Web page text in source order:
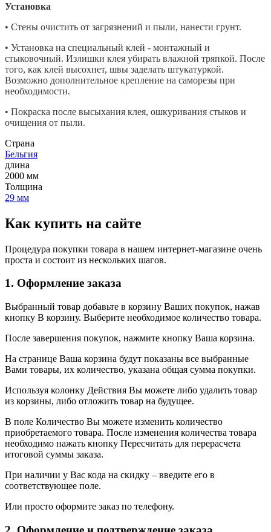
Установка
• Стены очистить от загрязнений и пыли, нанести грунт.
• Установка на специальный клей - монтажный и
стыковочный. Излишки клея убирать влажной тряпкой. После
того, как клей высохнет, швы заделать штукатуркой.
Возможно дополнительное крепление на саморезы при
необходимости.
• Покраска после высыхания клея, ошкуривания стыков и
очищения от пыли.
Страна
Бельгия
длина
2000 мм
Толщина
29 мм
Как купить на сайте
Процедура покупки товара в нашем интернет-магазине очень
проста и состоит из нескольких шагов.
1. Оформление заказа
Выбранный товар добавьте в корзину Ваших покупок, нажав
кнопку В корзину. Выберите необходимое количество товара.
После завершения покупок, нажмите кнопку Ваша корзина.
На странице Ваша корзина будут показаны все выбранные
Вами товары, их количество, указана общая сумма покупки.
Используя колонку Действия Вы можете либо удалить товар
из корзины, либо отложить товар на будущее.
В поле Количество Вы можете изменить количество
приобретаемого товара. После изменения количества товара
необходимо нажать кнопку Пересчитать для перерасчета
итоговой суммы заказа.
При наличии у Вас кода на скидку – введите его в
соответствующее поле.
Или просто оформите заказ по телефону.